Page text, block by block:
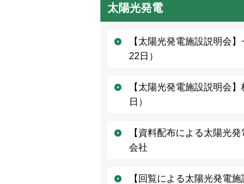
太陽光発電
【太陽光発電施設説明会
22日）
【太陽光発電施設説明会
日）
【資料配布による太陽光
会社
【回覧による太陽光発電